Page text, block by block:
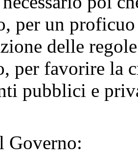
per un
delle
per favorire la
pubblici e
Governo: